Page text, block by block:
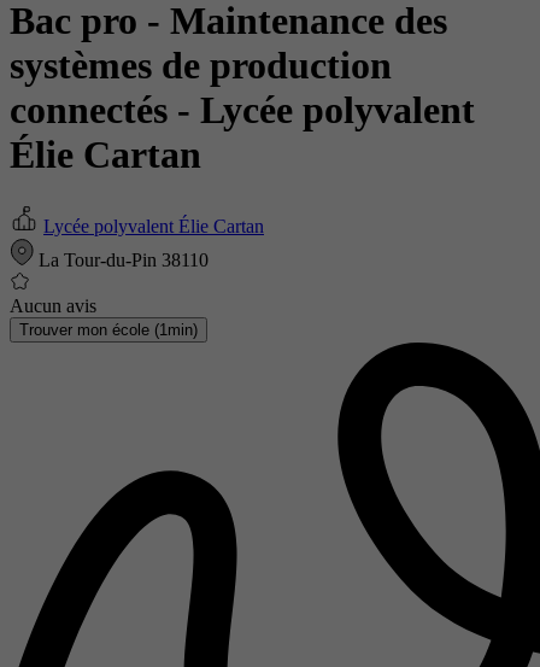
Bac pro - Maintenance des
systèmes de production
connectés - Lycée polyvalent
Élie Cartan
Lycée polyvalent Élie Cartan
La Tour-du-Pin 38110
Aucun avis
Trouver mon école (1min)